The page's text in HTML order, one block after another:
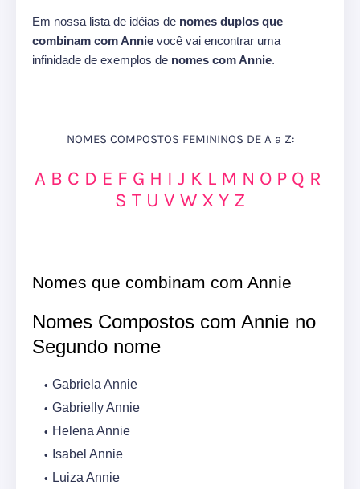
Em nossa lista de idéias de nomes duplos que
combinam com Annie você vai encontrar uma
infinidade de exemplos de nomes com Annie.
NOMES COMPOSTOS FEMININOS DE A a Z:
A B C D E F G H I J K L M N O P Q R
S T U V W X Y Z
Nomes que combinam com Annie
Nomes Compostos com Annie no
Segundo nome
Gabriela Annie
Gabrielly Annie
Helena Annie
Isabel Annie
Luiza Annie